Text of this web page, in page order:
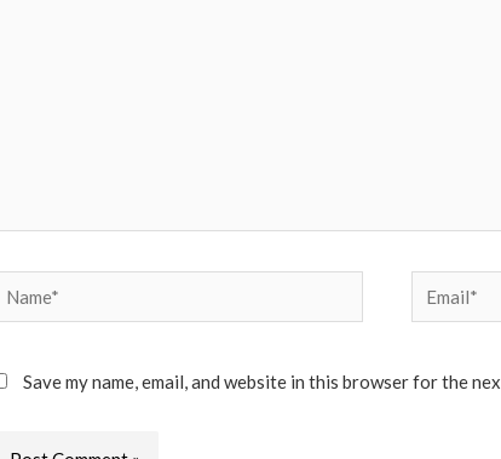
Name* Email*
Save my name, email, and website in this browser for the